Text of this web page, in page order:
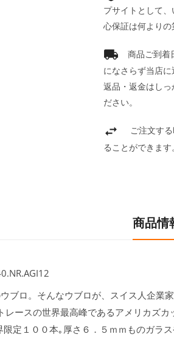
プサイトとして
心保証は何よりの
商品ご到着
になさらず当店
返品・返金はし
ださい。
ご注文す
ることができます
商品情
ブロ。そんなウブロが、スイス人企業
レースの世界最高峰であるアメリカズ
定１００本｡厚さ６．５ｍｍものガラ